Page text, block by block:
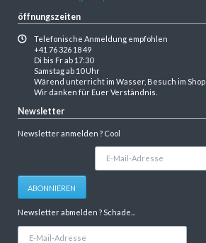
öffnungszeiten
Telefonische Anmeldung empfohlen
+41 76 326 18 49
Di bis Fr ab 17:30
Samstag ab 10 Uhr
Wärend unterricht im Wasser, Besuch im Shop
Wir danken für Euer Verständnis.
Newsletter
Newsletter anmelden ? Cool
Adresse
ABONNIEREN
Newsletter abmelden ? Schade...